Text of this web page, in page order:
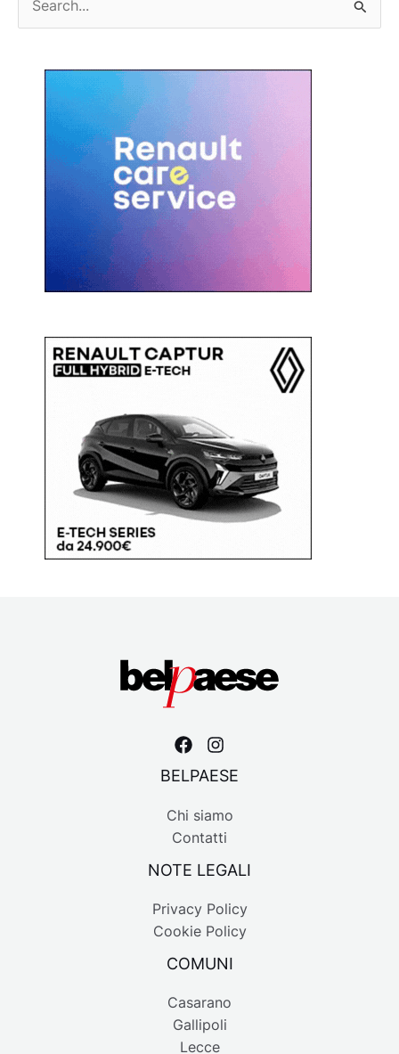
BELPAESE
Chi siamo
Contatti
NOTE LEGALI
Privacy Policy
Cookie Policy
COMUNI
Casarano
Gallipoli
Lecce